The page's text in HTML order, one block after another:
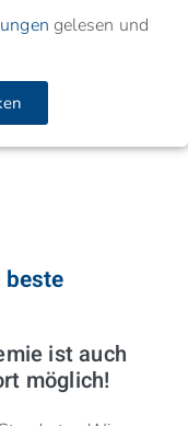
gelesen und
ist auch
möglich!